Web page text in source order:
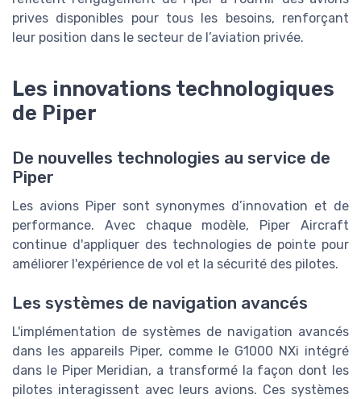
prives disponibles pour tous les besoins, renforçant
leur position dans le secteur de l’aviation privée.
Les innovations technologiques
de Piper
De nouvelles technologies au service de
Piper
Les avions Piper sont synonymes d’innovation et de
performance. Avec chaque modèle, Piper Aircraft
continue d'appliquer des technologies de pointe pour
améliorer l'expérience de vol et la sécurité des pilotes.
Les systèmes de navigation avancés
L'implémentation de systèmes de navigation avancés
dans les appareils Piper, comme le G1000 NXi intégré
dans le Piper Meridian, a transformé la façon dont les
pilotes interagissent avec leurs avions. Ces systèmes